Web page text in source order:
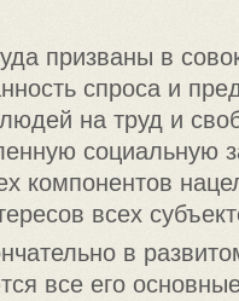
призваны в
спроса и
на труд и
социальную
компонентов
всех
в
все его